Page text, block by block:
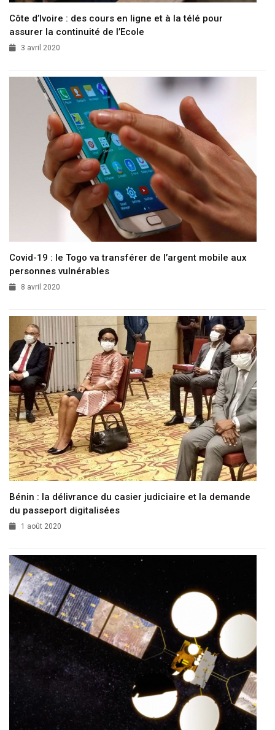
Côte d’Ivoire : des cours en ligne et à la télé pour
assurer la continuité de l’Ecole
3 avril 2020
Covid-19 : le Togo va transférer de l’argent mobile aux
personnes vulnérables
8 avril 2020
Bénin : la délivrance du casier judiciaire et la demande
du passeport digitalisées
1 août 2020